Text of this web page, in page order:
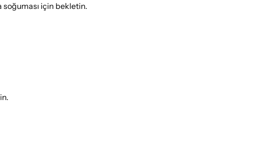
soğuması için bekletin.